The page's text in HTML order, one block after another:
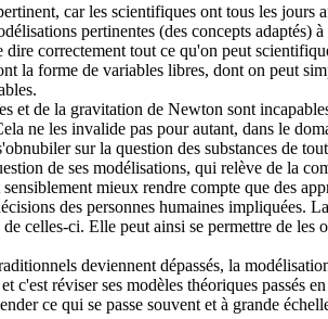
car les scientifiques ont tous les jours
pertinentes (des concepts
correctement tout ce qu'on peut
la forme de variables libres, dont on peut
et de la gravitation de Newton sont
ne les invalide pas pour autant, dans le
sur la question des substances de
de ses modélisations, qui relève de la
mieux rendre compte que des
des personnes humaines impliquées.
celles-ci. Elle peut ainsi se permettre de
deviennent dépassés, la
réviser ses modèles théoriques passés
ce qui se passe souvent et à grande